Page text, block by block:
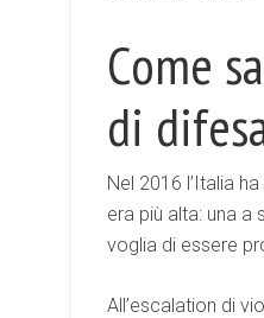
Come
di
Nel 2016 l’Italia
era più alta: una
voglia di essere
All’escalation di